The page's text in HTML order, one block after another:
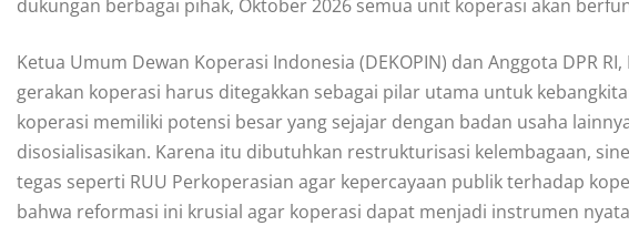
dukungan berbagai pihak, Oktober 2026 semua unit koperasi akan
Ketua Umum Dewan Koperasi Indonesia (DEKOPIN) dan Anggota DPR
gerakan koperasi harus ditegakkan sebagai pilar utama untuk
koperasi memiliki potensi besar yang sejajar dengan badan usaha
disosialisasikan. Karena itu dibutuhkan restrukturisasi kelembagaan,
tegas seperti RUU Perkoperasian agar kepercayaan publik terhadap
bahwa reformasi ini krusial agar koperasi dapat menjadi instrumen